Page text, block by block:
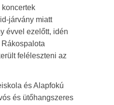
koncertek
járvány miatt
évvel ezelőtt, idén
feléleszteni az
és Alapfokú
és ütőhangszeres